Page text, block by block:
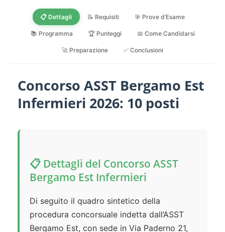
📋 Dettagli 📝 Requisiti 🎯 Prove d’Esame
📚 Programma 🏆 Punteggi 📅 Come Candidarsi
🚀 Preparazione ✅ Conclusioni
Concorso ASST Bergamo Est
Infermieri 2026: 10 posti
📋 Dettagli del Concorso ASST
Bergamo Est Infermieri
Di seguito il quadro sintetico della
procedura concorsuale indetta dall’ASST
Bergamo Est, con sede in Via Paderno 21,